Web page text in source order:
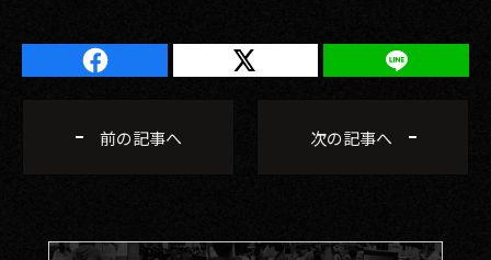
前の記事へ 次の記事へ